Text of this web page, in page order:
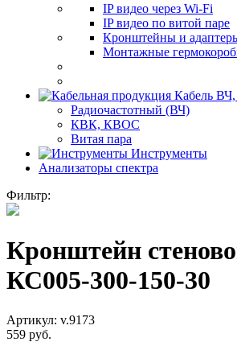
IP видео через Wi-Fi
IP видео по витой паре
Кронштейны и
Монтажные
Кабель
Радиочастотный (ВЧ)
КВК, КВОС
Витая пара
Инструменты
Анализаторы спектра
Фильтр:
Кронштейн
КС005-300-150-30
Артикул: v.9173
559 руб.